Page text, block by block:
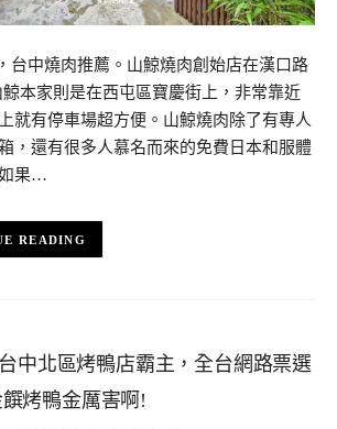
台中燒肉推薦。山鯨燒肉創始店在漢口路
鯨本家則是在西屯區寶慶街上，非常靠近
就有停車場超方便。山鯨燒肉除了有專人
，還有很多人慕名而來的免費日本和服體
果…
READING
中北區烤鴨店霸主，全台網路票選
烤鴨金厲害啊!